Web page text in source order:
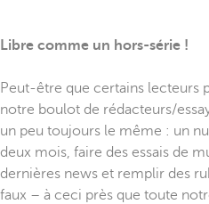
Libre comme un hors-série !
Peut-être que certains lecteurs
notre boulot de rédacteurs/
un peu toujours le même : un
deux mois, faire des essais de
dernières news et remplir des
faux – à ceci près que toute